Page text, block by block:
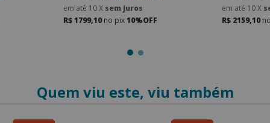
em até 10X sem juros
R$ 1799,10no pix10%OFF
em até 10X
R$ 2159,10
Quem viu este, viu também